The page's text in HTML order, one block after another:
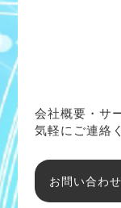
会社概要・サ
気軽にご連絡
お問い合わ